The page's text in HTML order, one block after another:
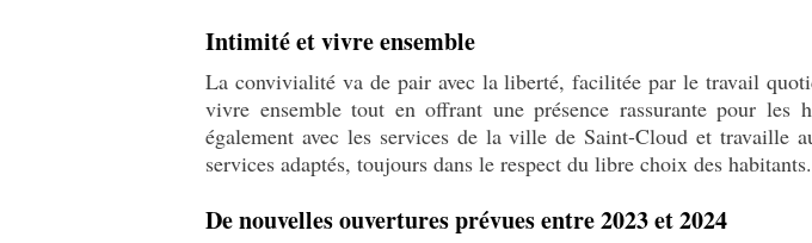
Intimité et vivre ensemble
La convivialité va de pair avec la liberté, facilitée par le travail
vivre ensemble tout en offrant une présence rassurante pour les
également avec les services de la ville de Saint-Cloud et travaille
services adaptés, toujours dans le respect du libre choix des habitants.
De nouvelles ouvertures prévues entre 2023 et 2024